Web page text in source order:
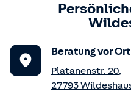
Beratung vor Ort
Platanenstr. 20,
27793